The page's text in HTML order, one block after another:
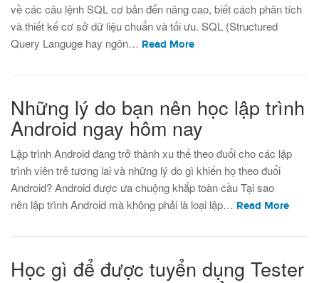
về các câu lệnh SQL cơ bản đến nâng cao, biết cách phân tích
và thiết kế cơ sở dữ liệu chuẩn và tối ưu. SQL (Structured
Query Languge hay ngôn… Read More
Những lý do bạn nên học lập trình
Android ngay hôm nay
Lập trình Android đang trở thành xu thế theo đuổi cho các lập
trình viên trẻ tương lai và những lý do gì khiến họ theo đuổi
Android? Android được ưa chuộng khắp toàn cầu Tại sao
nên lập trình Android mà không phải là loại lập… Read More
Học gì để được tuyển dụng Tester